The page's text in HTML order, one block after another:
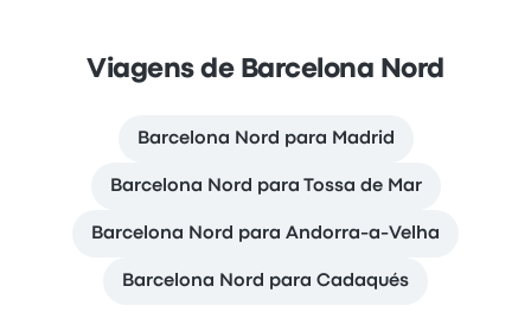
Viagens de Barcelona Nord
Barcelona Nord para Madrid
Barcelona Nord para Tossa de Mar
Barcelona Nord para Andorra-a-Velha
Barcelona Nord para Cadaqués